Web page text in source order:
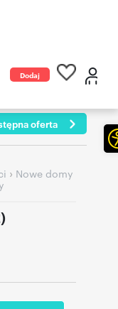
Dodaj
oferta
› Nowe domy